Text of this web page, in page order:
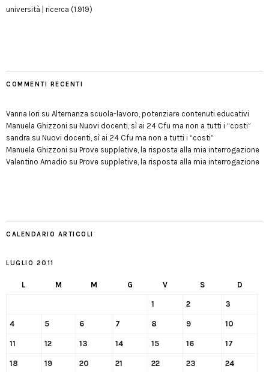
università | ricerca (1.919)
COMMENTI RECENTI
Vanna Iori su Alternanza scuola-lavoro, potenziare contenuti educativi
Manuela Ghizzoni su Nuovi docenti, sì ai 24 Cfu ma non a tutti i “costi”
sandra su Nuovi docenti, sì ai 24 Cfu ma non a tutti i “costi”
Manuela Ghizzoni su Prove suppletive, la risposta alla mia interrogazione
Valentino Amadio su Prove suppletive, la risposta alla mia interrogazione
CALENDARIO ARTICOLI
LUGLIO 2011
L M M G V S D
1 2 3
4 5 6 7 8 9 10
11 12 13 14 15 16 17
18 19 20 21 22 23 24